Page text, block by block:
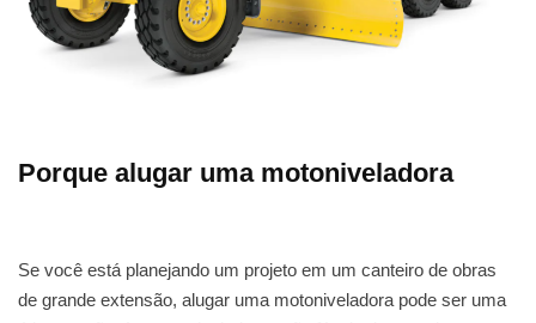
Porque alugar uma motoniveladora
Se você está planejando um projeto em um canteiro de obras
de grande extensão, alugar uma motoniveladora pode ser uma